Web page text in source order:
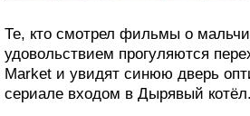
Те, кто смотрел фильмы о
удовольствием прогуляются
Market и увидят синюю дверь
сериале входом в Дырявый котёл.